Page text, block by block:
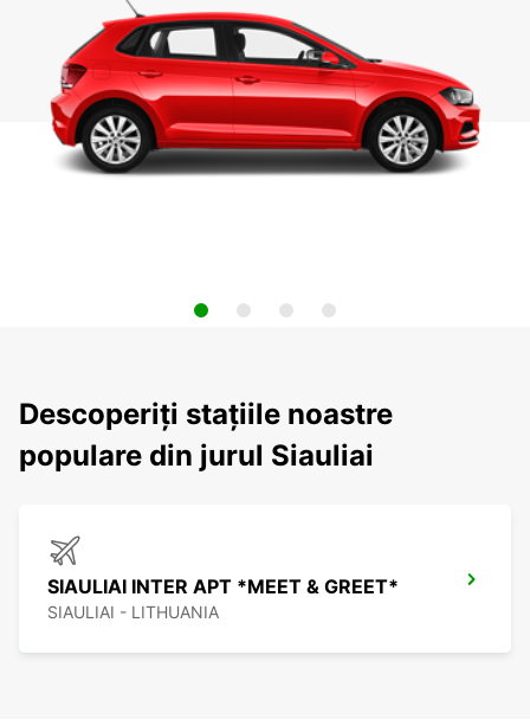
Descoperiți stațiile noastre
populare din jurul Siauliai
SIAULIAI INTER APT *MEET & GREET*
SIAULIAI - LITHUANIA